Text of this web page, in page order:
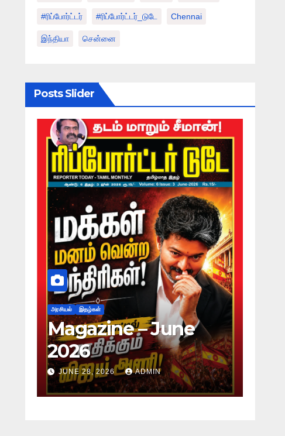
#ரிப்போர்ட்டர் #ரிப்போர்ட்டர்_டுடே Chennai
இந்தியா சென்னை
Posts Slider
அரசியல் இதழ்கள்
Magazine – June
2026
JUNE 28, 2026 ADMIN